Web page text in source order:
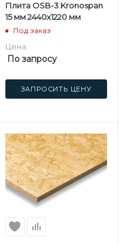
Плита OSB-3 Kronospan
15 мм 2440х1220 мм
Под заказ
Цена:
По запросу
ЗАПРОСИТЬ ЦЕНУ